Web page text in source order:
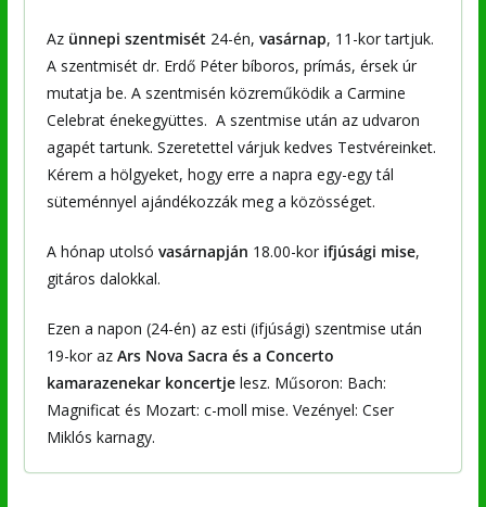
Az ünnepi szentmisét 24-én, vasárnap, 11-kor tartjuk.
A szentmisét dr. Erdő Péter bíboros, prímás, érsek úr
mutatja be. A szentmisén közreműködik a Carmine
Celebrat énekegyüttes. A szentmise után az udvaron
agapét tartunk. Szeretettel várjuk kedves Testvéreinket.
Kérem a hölgyeket, hogy erre a napra egy-egy tál
süteménnyel ajándékozzák meg a közösséget.
A hónap utolsó vasárnapján 18.00-kor ifjúsági mise,
gitáros dalokkal.
Ezen a napon (24-én) az esti (ifjúsági) szentmise után
19-kor az Ars Nova Sacra és a Concerto
kamarazenekar koncertjelesz. Műsoron: Bach:
Magnificat és Mozart: c-moll mise. Vezényel: Cser
Miklós karnagy.